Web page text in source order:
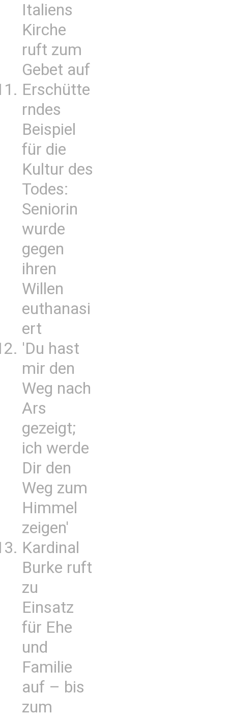
Italiens
Kirche
ruft zum
Gebet auf
Erschütte
rndes
Beispiel
für die
Kultur des
Todes:
Seniorin
wurde
gegen
ihren
Willen
euthanasi
ert
'Du hast
mir den
Weg nach
Ars
gezeigt;
ich werde
Dir den
Weg zum
Himmel
zeigen'
Kardinal
Burke ruft
zu
Einsatz
für Ehe
und
Familie
auf – bis
zum